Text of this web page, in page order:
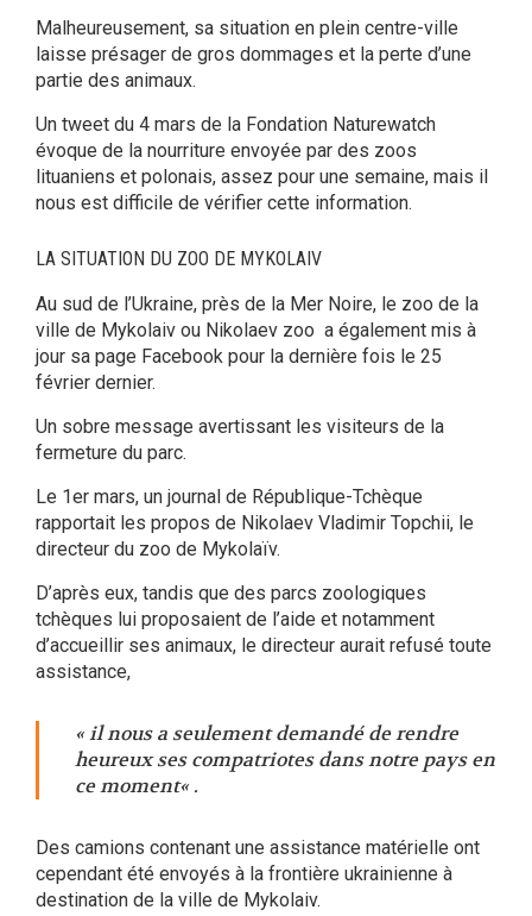
Malheureusement, sa situation en plein centre-ville
laisse présager de gros dommages et la perte d’une
partie des animaux.
Un tweet du 4 mars de la Fondation Naturewatch
évoque de la nourriture envoyée par des zoos
lituaniens et polonais, assez pour une semaine, mais il
nous est difficile de vérifier cette information.
LA SITUATION DU ZOO DE MYKOLAIV
Au sud de l’Ukraine, près de la Mer Noire, le zoo de la
ville de Mykolaiv ou Nikolaev zoo a également mis à
jour sa page Facebook pour la dernière fois le 25
février dernier.
Un sobre message avertissant les visiteurs de la
fermeture du parc.
Le 1er mars, un journal de République-Tchèque
rapportait les propos de Nikolaev Vladimir Topchii, le
directeur du zoo de Mykolaïv.
D’après eux, tandis que des parcs zoologiques
tchèques lui proposaient de l’aide et notamment
d’accueillir ses animaux, le directeur aurait refusé toute
assistance,
« il nous a seulement demandé de rendre
heureux ses compatriotes dans notre pays en
ce moment« .
Des camions contenant une assistance matérielle ont
cependant été envoyés à la frontière ukrainienne à
destination de la ville de Mykolaiv.